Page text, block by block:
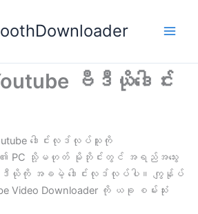
ဗီဒီယိုဒေါင်း
ဒေါင်းလုဒ်လုပ်သူကို
PC သို့မဟုတ် မိုဘိုင်းတွင် အရည်အသွေး
ဗီဒီယိုကို အခမဲ့ ဒေါင်းလုဒ်လုပ်ပါ။ ကျွန်ုပ်
Video Downloader ကို ယခု စမ်းသုံး